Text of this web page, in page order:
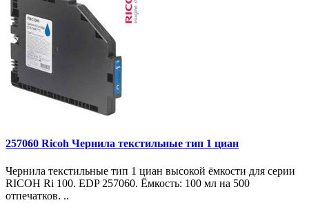
257060 Ricoh Чернила текстильные тип 1 циан
Чернила текстильные тип 1 циан высокой ёмкости для серии
RICOH Ri 100. EDP 257060. Ёмкость: 100 мл на 500
отпечатков. ..